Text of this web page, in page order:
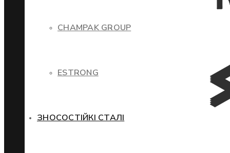
CHAMPAK GROUP
ESTRONG
ЗНОСОСТІЙКІ СТАЛІ